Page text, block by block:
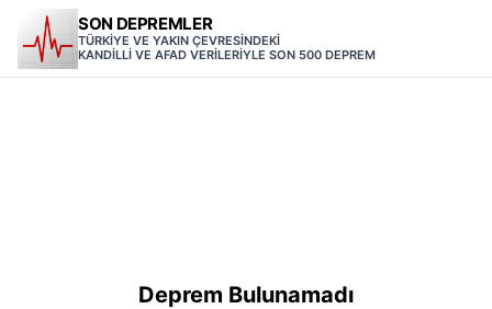
SON DEPREMLER
TÜRKİYE VE YAKIN ÇEVRESİNDEKİ
KANDİLLİ VE AFAD VERİLERİYLE SON 500 DEPREM
Deprem Bulunamadı